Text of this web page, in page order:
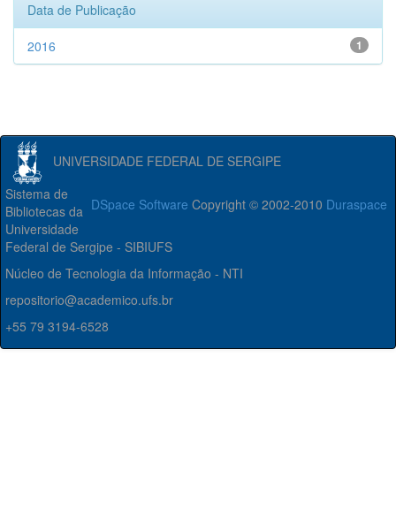
Data de Publicação
1
2016
UNIVERSIDADE FEDERAL DE SERGIPE
DSpace Software Copyright © 2002-2010 Duraspace
Sistema de
Bibliotecas da
Universidade
Federal de Sergipe - SIBIUFS
Núcleo de Tecnologia da Informação - NTI
repositorio@academico.ufs.br
+55 79 3194-6528